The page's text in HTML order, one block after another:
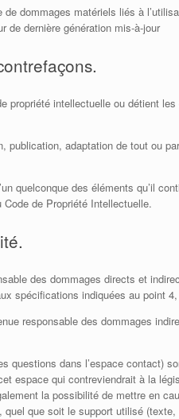
dommages matériels liés à
de dernière génération mis-à-jour
propriété intellectuelle ou détient
publication, adaptation de tout ou
quelconque des éléments qu’il
de Propriété Intellectuelle.
des dommages directs et
spécifications indiquées au point
responsable des dommages
questions dans l’espace contact)
espace qui contreviendrait à la
la possibilité de mettre en
quel que soit le support utilisé